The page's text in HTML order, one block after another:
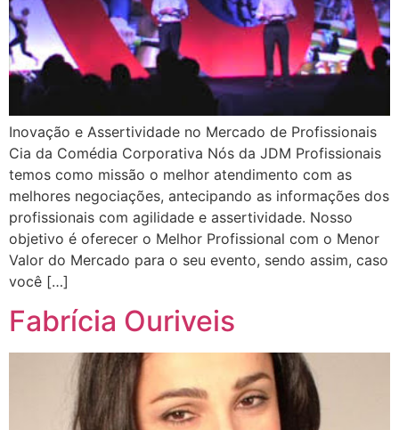
Inovação e Assertividade no Mercado de Profissionais
Cia da Comédia Corporativa Nós da JDM Profissionais
temos como missão o melhor atendimento com as
melhores negociações, antecipando as informações dos
profissionais com agilidade e assertividade. Nosso
objetivo é oferecer o Melhor Profissional com o Menor
Valor do Mercado para o seu evento, sendo assim, caso
você […]
Fabrícia Ouriveis